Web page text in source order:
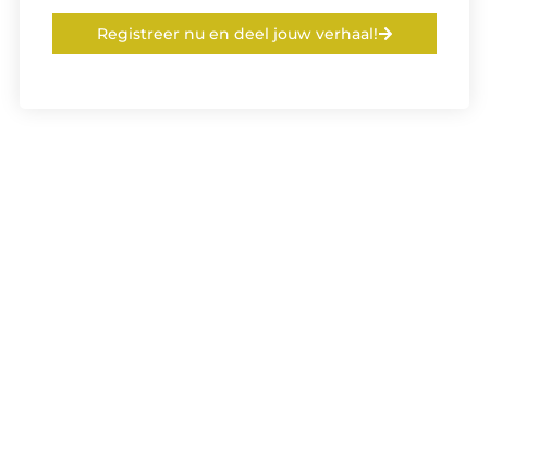
Registreer nu en deel jouw verhaal!